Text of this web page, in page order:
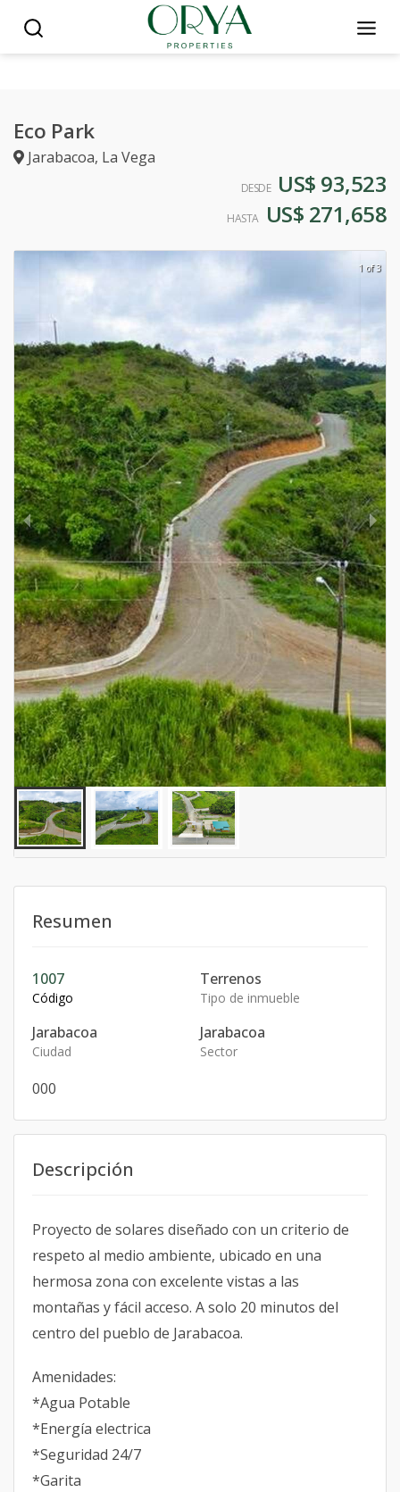
Eco Park
Jarabacoa, La Vega
DESDE US$ 93,523
HASTA US$ 271,658
1 of 3
Resumen
1007
Código
Terrenos
Tipo de inmueble
Jarabacoa
Ciudad
Jarabacoa
Sector
000
Descripción
Proyecto de solares diseñado con un criterio de
respeto al medio ambiente, ubicado en una
hermosa zona con excelente vistas a las
montañas y fácil acceso. A solo 20 minutos del
centro del pueblo de Jarabacoa.
Amenidades:
*Agua Potable
*Energía electrica
*Seguridad 24/7
*Garita